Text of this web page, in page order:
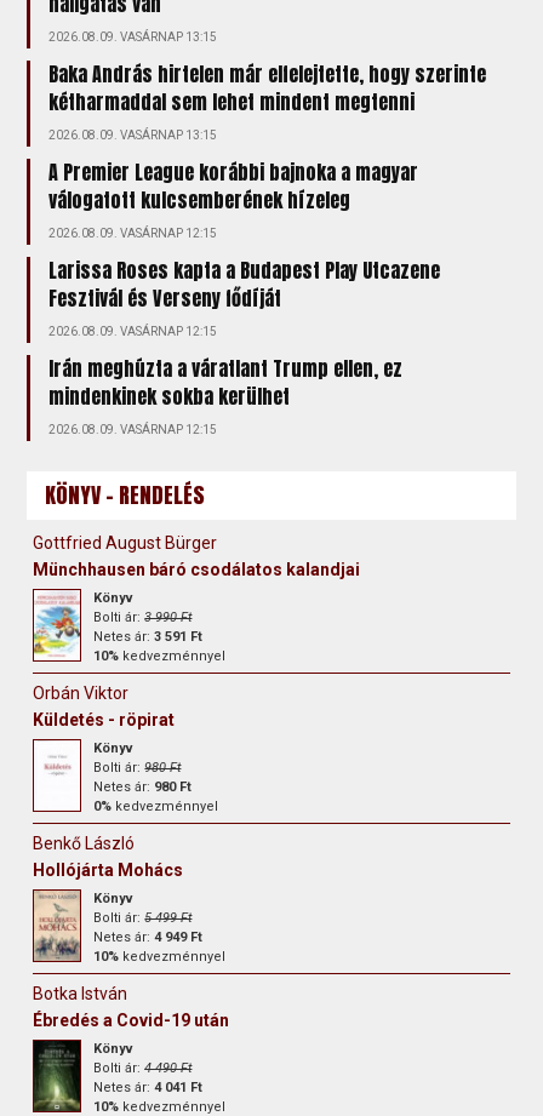
2026.08.09. VASÁRNAP 13:15
Baka András hirtelen már elfelejtette, hogy szerinte
kétharmaddal sem lehet mindent megtenni
2026.08.09. VASÁRNAP 13:15
A Premier League korábbi bajnoka a magyar
válogatott kulcsemberének hízeleg
2026.08.09. VASÁRNAP 12:15
Larissa Roses kapta a Budapest Play Utcazene
Fesztivál és Verseny fődíját
2026.08.09. VASÁRNAP 12:15
Irán meghúzta a váratlant Trump ellen, ez
mindenkinek sokba kerülhet
2026.08.09. VASÁRNAP 12:15
KÖNYV - RENDELÉS
Gottfried August Bürger
Münchhausen báró csodálatos kalandjai
Könyv
Bolti ár:3 990 Ft
Netes ár:3 591 Ft
10% kedvezménnyel
Orbán Viktor
Küldetés - röpirat
Könyv
Bolti ár:980 Ft
Netes ár: 980 Ft
0% kedvezménnyel
Benkő László
Hollójárta Mohács
Könyv
Bolti ár:5 499 Ft
Netes ár:4 949 Ft
10% kedvezménnyel
Botka István
Ébredés a Covid-19 után
Könyv
Bolti ár:4 490 Ft
Netes ár:4 041 Ft
10% kedvezménnyel